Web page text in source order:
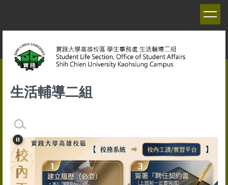
生活輔導二組